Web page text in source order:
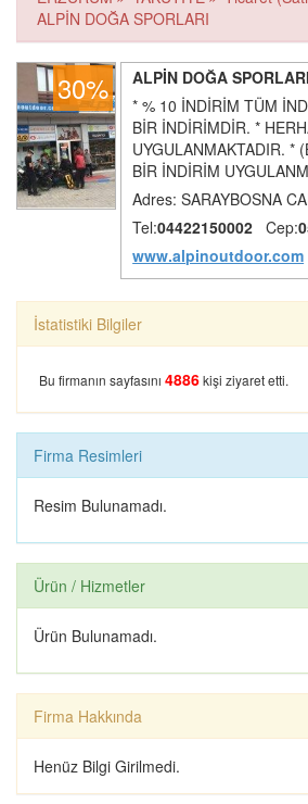
ERZURUM ÇİFTLİĞİ
HACEGAN MISIR
ÇARŞISI
ALPİN DOĞA SPORLARI
30%
ALPİN DOĞA SPORLARI
* % 10 İNDİRİM TÜM
BİR İNDİRİMDİR. *
UYGULANMAKTADIR. *
BİR İNDİRİM
Adres: SARAYBOSNA
Tel:04422150002 Cep:
www.alpinoutdoor.com
İstatistiki Bilgiler
Bu firmanın sayfasını 4886kişi ziyaret etti.
Firma Resimleri
Resim Bulunamadı.
Ürün / Hizmetler
Ürün Bulunamadı.
Firma Hakkında
Henüz Bilgi Girilmedi.